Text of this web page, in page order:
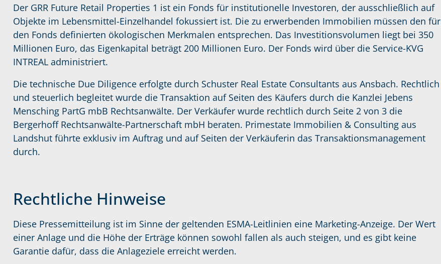
Der GRR Future Retail Properties 1 ist ein Fonds für institutionelle Investoren, der ausschließlich auf
Objekte im Lebensmittel-Einzelhandel fokussiert ist. Die zu erwerbenden Immobilien müssen den für
den Fonds definierten ökologischen Merkmalen entsprechen. Das Investitionsvolumen liegt bei 350
Millionen Euro, das Eigenkapital beträgt 200 Millionen Euro. Der Fonds wird über die Service-KVG
INTREAL administriert.
Die technische Due Diligence erfolgte durch Schuster Real Estate Consultants aus Ansbach. Rechtlich
und steuerlich begleitet wurde die Transaktion auf Seiten des Käufers durch die Kanzlei Jebens
Mensching PartG mbB Rechtsanwälte. Der Verkäufer wurde rechtlich durch Seite 2 von 3 die
Bergerhoff Rechtsanwälte-Partnerschaft mbH beraten. Primestate Immobilien & Consulting aus
Landshut führte exklusiv im Auftrag und auf Seiten der Verkäuferin das Transaktionsmanagement
durch.
Rechtliche Hinweise
Diese Pressemitteilung ist im Sinne der geltenden ESMA-Leitlinien eine Marketing-Anzeige. Der Wert
einer Anlage und die Höhe der Erträge können sowohl fallen als auch steigen, und es gibt keine
Garantie dafür, dass die Anlageziele erreicht werden.